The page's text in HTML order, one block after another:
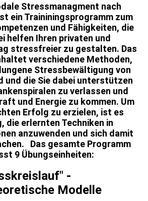
Stressmanagment nach
ein Traininingsprogramm zum
und Fähigkeiten, die
helfen Ihren privaten und
stressfreier zu gestalten. Das
verschiedene Methoden,
Stressbewältigung von
und die Sie dabei unterstützen
zu verlassen und
und Energie zu kommen. Um
Erfolg zu erzielen, ist es
die erlernten Techniken in
anzuwenden und sich damit
Das gesamte Programm
9 Übungseinheiten:
-
Modelle